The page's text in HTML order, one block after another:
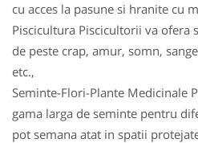
cu acces la pasune si hranite cu
Piscicultura Piscicultorii va ofera
de peste crap, amur, somn,
etc.,
Seminte-Flori-Plante Medicinale
gama larga de seminte pentru
pot semana atat in spatii